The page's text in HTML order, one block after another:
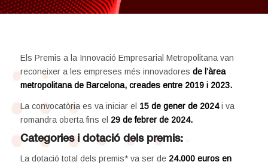
Els Premis a la Innovació Empresarial Metropolitana van
reconeixer a les empreses més innovadores de l’àrea
metropolitana de Barcelona, creades entre 2019 i 2023.
La convocatòria es va iniciar el 15 de gener de 2024i va
romandra oberta fins el 29 de febrer de 2024.
Categories i dotació dels premis:
La dotació total dels premis* va ser de 24.000 euros en